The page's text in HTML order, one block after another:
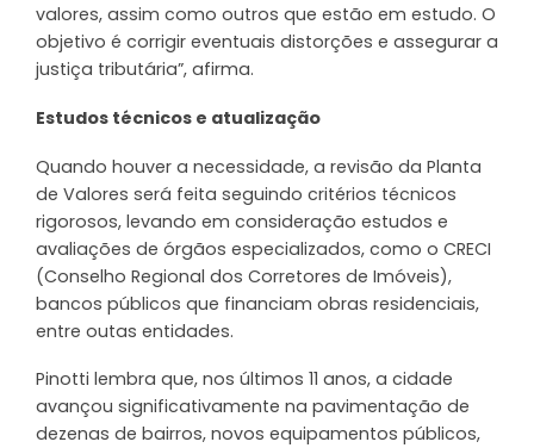
valores, assim como outros que estão em estudo. O
objetivo é corrigir eventuais distorções e assegurar a
justiça tributária”, afirma.
Estudos técnicos e atualização
Quando houver a necessidade, a revisão da Planta
de Valores será feita seguindo critérios técnicos
rigorosos, levando em consideração estudos e
avaliações de órgãos especializados, como o CRECI
(Conselho Regional dos Corretores de Imóveis),
bancos públicos que financiam obras residenciais,
entre outas entidades.
Pinotti lembra que, nos últimos 11 anos, a cidade
avançou significativamente na pavimentação de
dezenas de bairros, novos equipamentos públicos,